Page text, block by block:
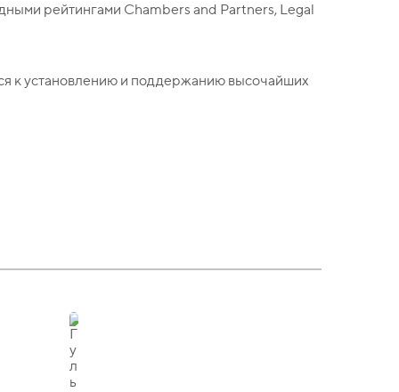
рейтингами Chambers and Partners, Legal
к установлению и поддержанию высочайших